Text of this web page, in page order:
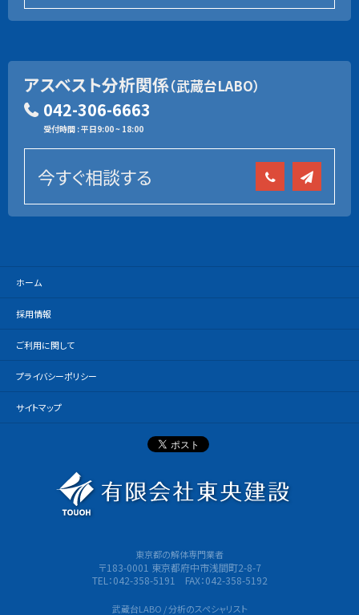
アスベスト分析関係（武蔵台LABO）
042-306-6663
受付時間 : 平日9:00 ~ 18:00
今すぐ相談する
ホーム
採用情報
ご利用に関して
プライバシーポリシー
サイトマップ
東京都の解体専門業者
〒183-0001 東京都府中市浅間町2-8-7
TEL：042-358-5191 FAX：042-358-5192
武蔵台LABO / 分析のスペシャリスト